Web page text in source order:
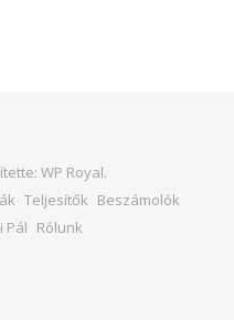
WP Royal.
Teljesítők Beszámolók
Pál Rólunk